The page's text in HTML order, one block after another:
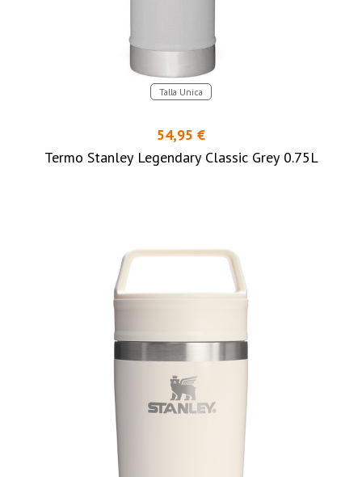
Talla Unica
54,95 €
Termo Stanley Legendary Classic Grey 0.75L